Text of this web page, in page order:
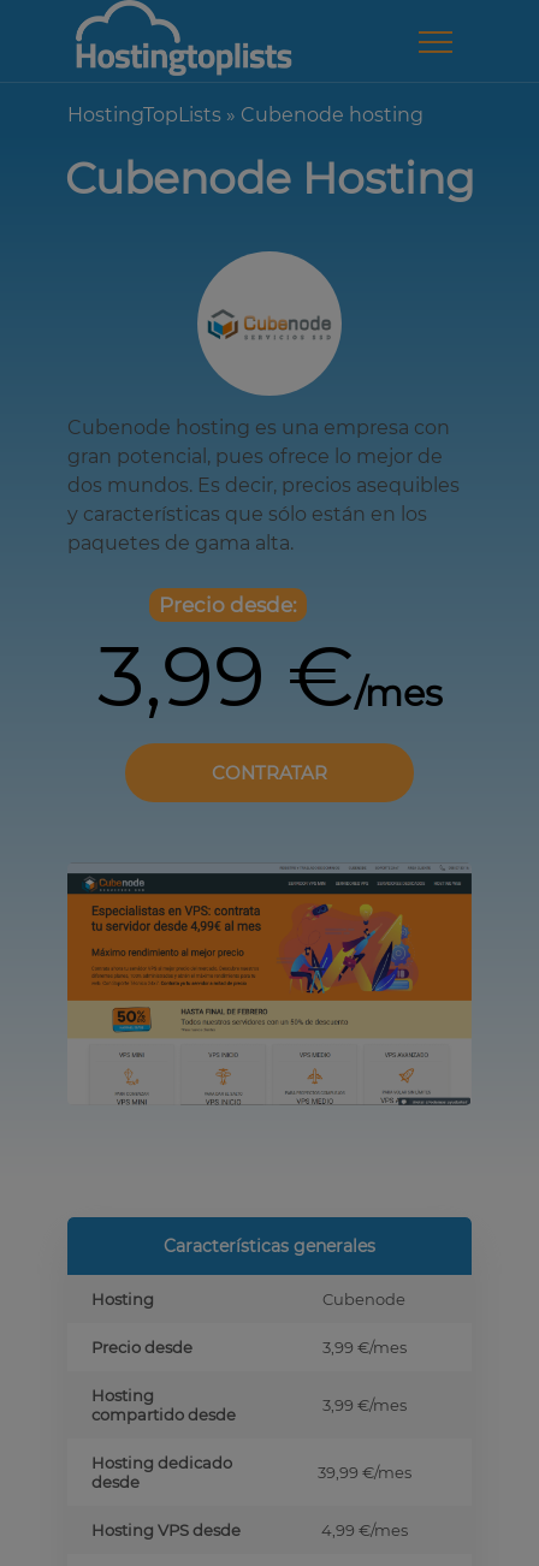
HostingTopLists » Cubenode hosting
Cubenode Hosting
Cubenode hosting es una empresa con
gran potencial, pues ofrece lo mejor de
dos mundos. Es decir, precios asequibles
y características que sólo están en los
paquetes de gama alta.
Precio desde:
3,99 €/mes
CONTRATAR
Características generales
Hosting Cubenode
Precio desde 3,99 €/mes
Hosting
compartido desde
3,99 €/mes
Hosting dedicado
desde
39,99 €/mes
Hosting VPS desde 4,99 €/mes